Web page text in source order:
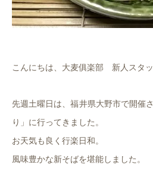
こんにちは、大麦俱楽部 新人スタッ
先週土曜日は、福井県大野市で開催
り」に行ってきました。
お天気も良く行楽日和。
風味豊かな新そばを堪能しました。